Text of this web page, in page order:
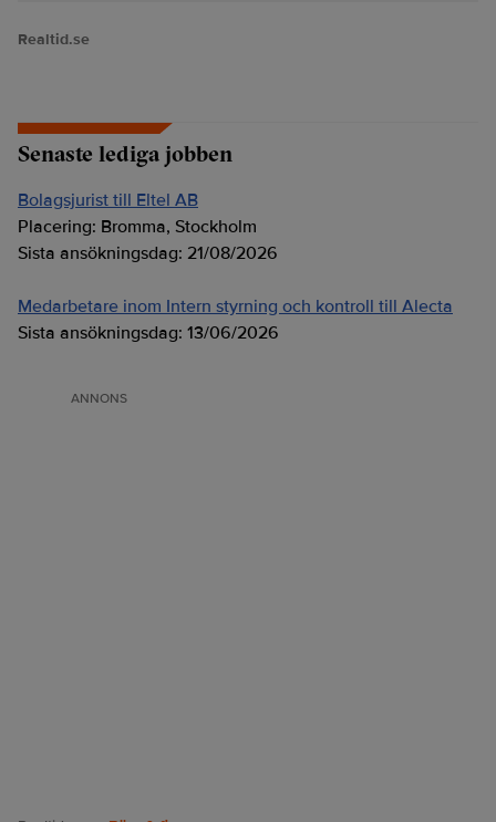
Realtid.se
Senaste lediga jobben
Bolagsjurist till Eltel AB
Placering: Bromma, Stockholm
Sista ansökningsdag: 21/08/2026
Medarbetare inom Intern styrning och kontroll till Alecta
Sista ansökningsdag: 13/06/2026
ANNONS